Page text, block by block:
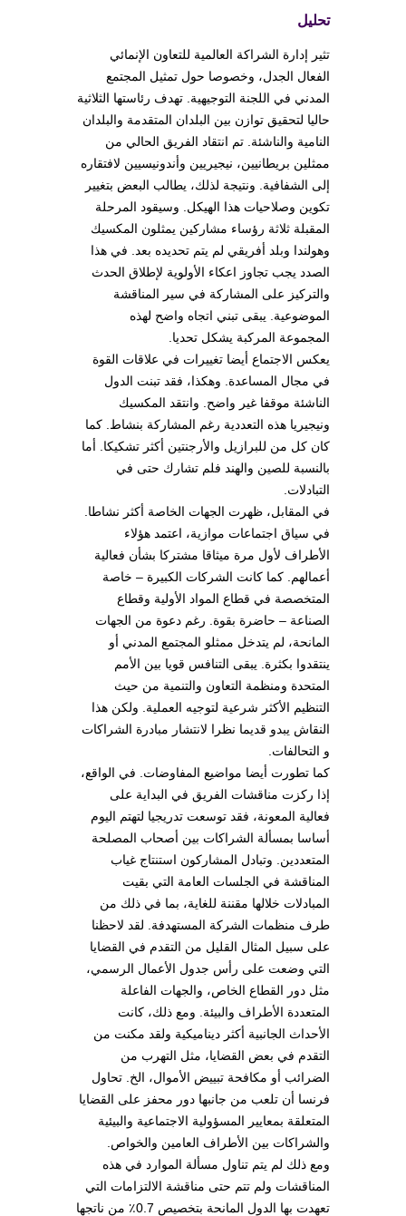
تحليل
تثير إدارة الشراكة العالمية للتعاون الإنمائي
الفعال الجدل، وخصوصا حول تمثيل المجتمع
المدني في اللجنة التوجيهية. تهدف رئاستها الثلاثية
حاليا لتحقيق توازن بين البلدان المتقدمة والبلدان
النامية والناشئة. تم انتقاد الفريق الحالي من
ممثلين بريطانيين، نيجيريين وأندونيسيين لافتقاره
إلى الشفافية. ونتيجة لذلك، يطالب البعض بتغيير
تكوين وصلاحيات هذا الهيكل. وسيقود المرحلة
المقبلة ثلاثة رؤساء مشاركين يمثلون المكسيك
وهولندا وبلد أفريقي لم يتم تحديده بعد. في هذا
الصدد يجب تجاوز اعكاء الأولوية لإطلاق الحدث
والتركيز على المشاركة في سير المناقشة
الموضوعية. يبقى تبني اتجاه واضح لهذه
المجموعة المركبة يشكل تحديا.
يعكس الاجتماع أيضا تغييرات في علاقات القوة
في مجال المساعدة. وهكذا، فقد تبنت الدول
الناشئة موقفا غير واضح. وانتقد المكسيك
ونيجيريا هذه التعددية رغم المشاركة بنشاط. كما
كان كل من للبرازيل والأرجنتين أكثر تشكيكا. أما
بالنسبة للصين والهند فلم تشارك حتى في
التبادلات.
في المقابل، ظهرت الجهات الخاصة أكثر نشاطا.
في سياق اجتماعات موازية، اعتمد هؤلاء
الأطراف لأول مرة ميثاقا مشتركا بشأن فعالية
أعمالهم. كما كانت الشركات الكبيرة – خاصة
المتخصصة في قطاع المواد الأولية وقطاع
الصناعة – حاضرة بقوة. رغم دعوة من الجهات
المانحة، لم يتدخل ممثلو المجتمع المدني أو
ينتقدوا بكثرة. يبقى التنافس قويا بين الأمم
المتحدة ومنظمة التعاون والتنمية من حيث
التنظيم الأكثر شرعية لتوجيه العملية. ولكن هذا
النقاش يبدو قديما نظرا لانتشار مبادرة الشراكات
و التحالفات.
كما تطورت أيضا مواضيع المفاوضات. في الواقع،
إذا ركزت مناقشات الفريق في البداية على
فعالية المعونة، فقد توسعت تدريجيا لتهتم اليوم
أساسا بمسألة الشراكات بين أصحاب المصلحة
المتعددين. وتبادل المشاركون استنتاج غياب
المناقشة في الجلسات العامة التي بقيت
المبادلات خلالها مقننة للغاية، بما في ذلك من
طرف منظمات الشركة المستهدفة. لقد لاحظنا
على سبيل المثال القليل من التقدم في القضايا
التي وضعت على رأس جدول الأعمال الرسمي،
مثل دور القطاع الخاص، والجهات الفاعلة
المتعددة الأطراف والبيئة. ومع ذلك، كانت
الأحداث الجانبية أكثر ديناميكية ولقد مكنت من
التقدم في بعض القضايا، مثل التهرب من
الضرائب أو مكافحة تبييض الأموال، الخ. تحاول
فرنسا أن تلعب من جانبها دور محفز على القضايا
المتعلقة بمعايير المسؤولية الاجتماعية والبيئية
والشراكات بين الأطراف العامين والخواص.
ومع ذلك لم يتم تناول مسألة الموارد في هذه
المناقشات ولم تتم حتى مناقشة الالتزامات التي
تعهدت بها الدول المانحة بتخصيص 0.7٪ من ناتجها